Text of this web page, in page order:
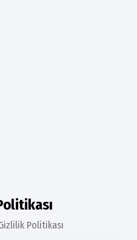
Politikası